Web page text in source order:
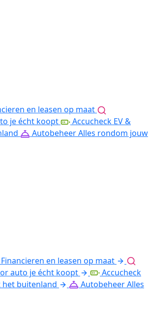
en leasen op maat
je écht koopt
Accucheck EV &
AutobeheerAlles rondom jouw
Financieren en leasen op maat
auto je écht koopt
Accucheck
buitenland AutobeheerAlles